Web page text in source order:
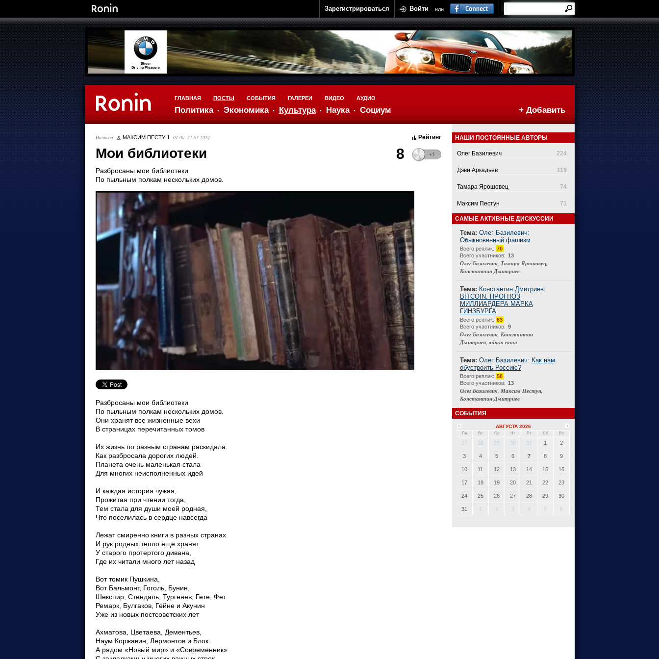
Зарегистрироваться Войти или
Connect
ГЛАВНАЯ
Политика Экономика Культура Наука Социум
ПОСТЫ СОБЫТИЯ ГАЛЕРЕИ ВИДЕО АУДИО
+ Добавить
Написал МАКСИМ ПЕСТУН 01:00 21.03.2024 Рейтинг
8
Мои библиотеки
Разбросаны мои библиотеки
По пыльным полкам нескольких домов.
Разбросаны мои библиотеки
По пыльным полкам нескольких домов.
Они хранят все жизненные вехи
В страницах перечитанных томов
Их жизнь по разным странам раскидала.
Как разбросала дорогих людей.
Планета очень маленькая стала
Для многих неисполненных идей
И каждая история чужая,
Прожитая при чтении тогда,
Тем стала для души моей родная,
Что поселилась в сердце навсегда
Лежат смиренно книги в разных странах.
И рук родных тепло еще хранят.
У старого протертого дивана,
Где их читали много лет назад
Вот томик Пушкина,
Вот Бальмонт, Гоголь, Бунин,
Шекспир, Стендаль, Тургенев, Гете, Фет.
Ремарк, Булгаков, Гейне и Акунин
Уже из новых постсоветских лет
Ахматова, Цветаева, Дементьев,
Наум Коржавин, Лермонтов и Блок.
А рядом «Новый мир» и «Современник»
НАШИ ПОСТОЯННЫЕ АВТОРЫ
Олег Базилевич 224
Дэви Аркадьев 119
Тамара Ярошовец 74
Максим Пестун 71
САМЫЕ АКТИВНЫЕ ДИСКУССИИ
Тема: Олег Базилевич:
Обыкновенный фашизм
Всего реплик: 70
Всего участников: 13
Олег Базилевич, Тамара Ярошовец,
Константин Дмитриев
Тема: Константин Дмитриев:
BITCOIN. ПРОГНОЗ
МИЛЛИАРДЕРА МАРКА
ГИНЗБУРГА
Всего реплик: 63
Всего участников: 9
Олег Базилевич, Константин
Дмитриев, admin ronin
Тема: Олег Базилевич: Как нам
обустроить Россию?
Всего реплик: 58
Всего участников: 13
Олег Базилевич, Максим Пестун,
Константин Дмитриев
СОБЫТИЯ
АВГУСТА 2026
Пн Вт Ср Чт Пт Сб Вс
27 28 29 30 31 1 2
3 4 5 6 7 8 9
10 11 12 13 14 15 16
17 18 19 20 21 22 23
24 25 26 27 28 29 30
31 1 2 3 4 5 6